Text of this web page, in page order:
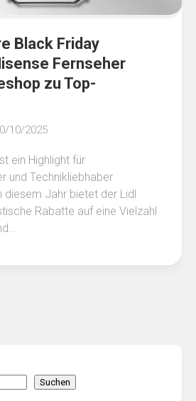
Black Friday
Fernseher
zu Top-
10/2025
ein Highlight für
und Technikliebhaber
diesem Jahr bietet der Lidl
Rabatte auf eine Vielzahl
Suchen